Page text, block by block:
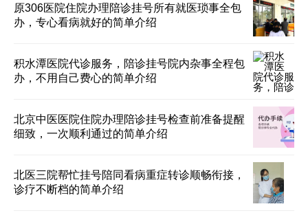
原306医院住院办理陪诊挂号所有就医琐事全包
办，专心看病就好的简单介绍
积水潭医院代诊服务，陪诊挂号院内杂事全程包
办，不用自己费心的简单介绍
北京中医医院住院办理陪诊挂号检查前准备提醒
细致，一次顺利通过的简单介绍
北医三院帮忙挂号陪同看病重症转诊顺畅衔接，
诊疗不断档的简单介绍